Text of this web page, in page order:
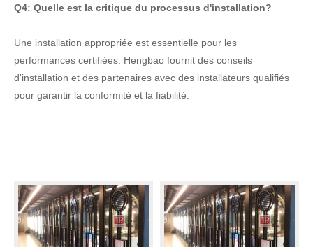
Q4: Quelle est la critique du processus d'installation?
Une installation appropriée est essentielle pour les
performances certifiées. Hengbao fournit des conseils
d'installation et des partenaires avec des installateurs qualifiés
pour garantir la conformité et la fiabilité.